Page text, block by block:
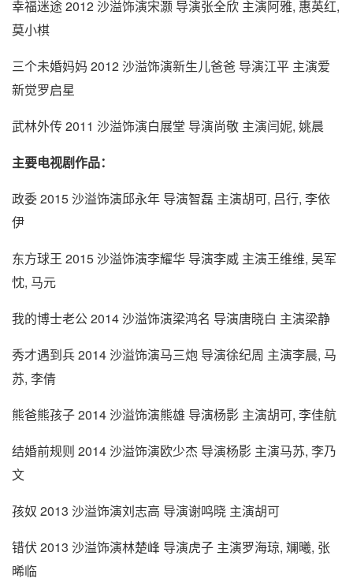
幸福迷途 2012 沙溢饰演宋灏 导演张全欣 主演阿雅, 惠英红,
莫小棋
三个未婚妈妈 2012 沙溢饰演新生儿爸爸 导演江平 主演爱
新觉罗启星
武林外传 2011 沙溢饰演白展堂 导演尚敬 主演闫妮, 姚晨
主要电视剧作品：
政委 2015 沙溢饰演邱永年 导演智磊 主演胡可, 吕行, 李依
伊
东方球王 2015 沙溢饰演李耀华 导演李威 主演王维维, 吴军
忱, 马元
我的博士老公 2014 沙溢饰演梁鸿名 导演唐晓白 主演梁静
秀才遇到兵 2014 沙溢饰演马三炮 导演徐纪周 主演李晨, 马
苏, 李倩
熊爸熊孩子 2014 沙溢饰演熊雄 导演杨影 主演胡可, 李佳航
结婚前规则 2014 沙溢饰演欧少杰 导演杨影 主演马苏, 李乃
文
孩奴 2013 沙溢饰演刘志高 导演谢鸣晓 主演胡可
错伏 2013 沙溢饰演林楚峰 导演虎子 主演罗海琼, 斓曦, 张
晞临